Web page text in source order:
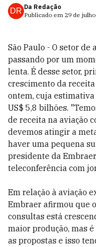
DR Da Redação
Publicado em 29 de
São Paulo - O setor de
passando por um
lenta. É desse setor,
crescimento da
ontem, cuja
US$ 5,8 bilhões.
de receita na aviação
devemos atingir a
haver uma pequena
presidente da
teleconferência com
Em relação à aviação
Embraer afirmou que
consultas está
maior produção, mas
as propostas e isso